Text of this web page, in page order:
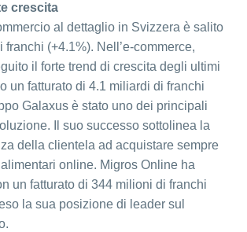
crescita
al dettaglio in Svizzera è salito
(+4.1%). Nell’e-commerce,
il forte trend di crescita degli ultimi
un fatturato di 4.1 miliardi di franchi
Galaxus è stato uno dei principali
Il suo successo sottolinea la
della clientela ad acquistare sempre
online. Migros Online ha
un fatturato di 344 milioni di franchi
la sua posizione di leader sul